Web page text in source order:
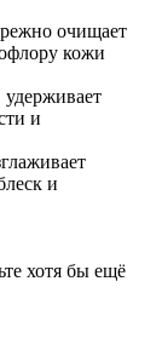
очищает
кожи
и
и
хотя бы ещё